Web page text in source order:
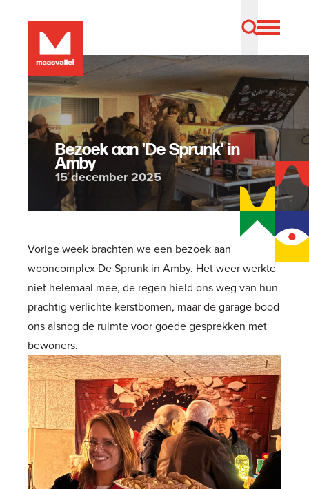
Bezoek aan 'De Sprunk' in
Amby
15 december 2025
Vorige week brachten we een bezoek aan
wooncomplex De Sprunk in Amby. Het weer werkte
niet helemaal mee, de regen hield ons weg van hun
prachtig verlichte kerstbomen, maar de garage bood
ons alsnog de ruimte voor goede gesprekken met
bewoners.